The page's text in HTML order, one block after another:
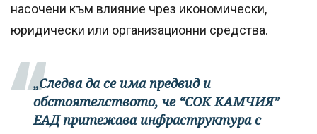
насочени към влияние чрез икономически,
юридически или организационни средства.
„Следва да се има предвид и
обстоятелството, че “СОК КАМЧИЯ”
ЕАД притежава инфраструктура с